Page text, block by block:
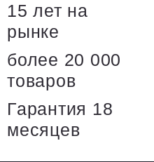
15 лет на
рынке
более 20 000
товаров
Гарантия 18
месяцев